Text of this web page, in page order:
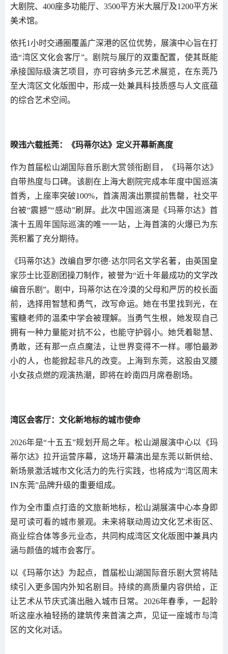
大剧院、400座多功能厅、3500平方米大展厅及1200平方米
美术馆。
依托1小时交通圈覆盖广深港的区位优势，展演中心旨在打
造“湾区文化会客厅”。剧院与展厅的双重配置，使其既能
承接国际级演艺项目，亦可容纳多元艺术展览，在东莞乃
至大湾区文化版图中，形成一处兼具科技质感与人文底蕴
的综合艺术空间。
暌违六载抵莞：《玛蒂尔达》定义开幕新高度
作为首届松山湖国际音乐剧大赏领衔剧目，《玛蒂尔达》
自带热度与口碑。该剧在上海大剧院完成本年度中国巡演
首秀，上座率突破100%，首演周演出票提前售罄，社交平
台被“震撼”“感动”刷屏。此次中国巡演是《玛蒂尔达》首
演十五周年国际巡演的唯一一站，上海首演的火爆已为东
莞积蓄了充分期待。
《玛蒂尔达》改编自罗尔德·达尔同名文学名著，由英国皇
家莎士比亚剧团操刀制作，被誉为“近十年最成功的文学改
编音乐剧”。剧中，玛蒂尔达在冷漠的父母和严厉的校长面
前，选择用智慧和勇气，改写命运。她在书里找到光，在
蜜糖老师的温柔中学会被理解。当勇气生根，她发现自己
拥有一种力量能对抗不公，也能守护弱小。她凭着聪慧、
勇敢，还有那一点点魔法，让世界变得不一样。哪怕最渺
小的人，也能掀起非凡的改变。上海到东莞，这股由叉腰
小女孩点燃的观演热潮，即将在岭南四月席卷剧场。
湾区会客厅：文化新地标的城市使命
2026年是“十五五”规划开局之年。松山湖展演中心以《玛
蒂尔达》拉开运营序幕，这场开幕演出是东莞以新供给、
新场景激活城市文化活力的先行实践，也将成为“湾区周末
IN东莞”品牌升级的重要组成。
作为全市重点打造的文旅新地标，松山湖展演中心本身即
是可读可看的城市景观。未来将联动周边文化艺术街区、
商业综合体等多元业态，共同构成湾区文化版图中兼具内
涵与颜值的城市会客厅。
以《玛蒂尔达》为起点，首届松山湖国际音乐剧大赏将陆
续引入更多国内外知名剧目。持续的高质量内容供给，正
让艺术从节庆式演出融入城市日常。2026年春季，一起聆
听这座水袖轻扬的建筑传来首演之声，见证一座城市与湾
区的文化对话。